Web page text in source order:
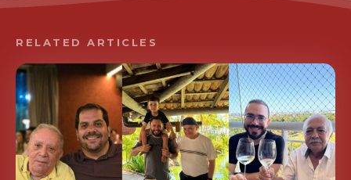
RELATED ARTICLES